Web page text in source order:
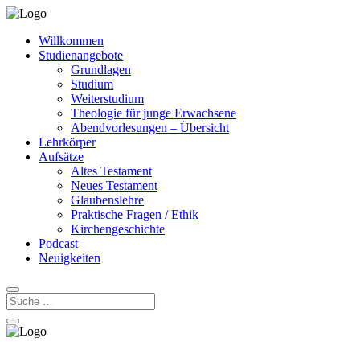
Willkommen
Studienangebote
Grundlagen
Studium
Weiterstudium
Theologie für junge Erwachsene
Abendvorlesungen – Übersicht
Lehrkörper
Aufsätze
Altes Testament
Neues Testament
Glaubenslehre
Praktische Fragen / Ethik
Kirchengeschichte
Podcast
Neuigkeiten